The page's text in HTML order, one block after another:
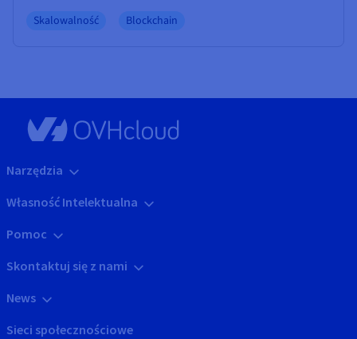
Skalowalność Blockchain
Narzędzia
Własność Intelektualna
Pomoc
Skontaktuj się z nami
News
Sieci społecznościowe